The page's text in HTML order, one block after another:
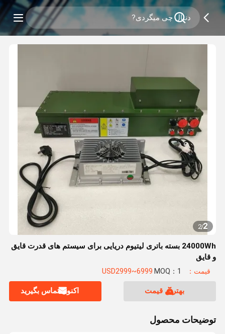
2
/
2
24000Wh بسته باتری لیتیوم دریایی برای سیستم های قدرت قایق
و قایق
قیمت：USD2999~6999 MOQ：1
بهترین قیمت اکنون تماس بگیرید
توضیحات محصول